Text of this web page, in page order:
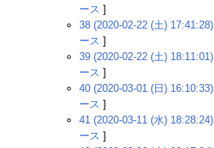
ース ]
38 (2020-02-22 (土) 17:41:28)
ース ]
39 (2020-02-22 (土) 18:11:01)
ース ]
40 (2020-03-01 (日) 16:10:33)
ース ]
41 (2020-03-11 (水) 18:28:24)
ース ]